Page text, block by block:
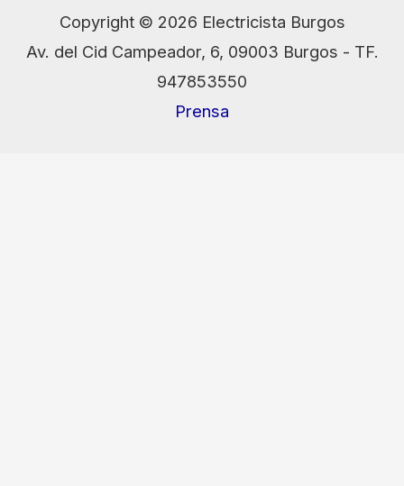
Copyright © 2026 Electricista Burgos
Av. del Cid Campeador, 6, 09003 Burgos - TF.
947853550
Prensa